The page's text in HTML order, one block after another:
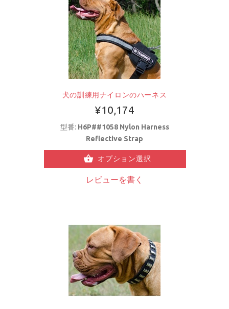
犬の訓練用ナイロンのハーネス
¥10,174
型番: H6P##1058 Nylon Harness
Reflective Strap
オプション選択
レビューを書く